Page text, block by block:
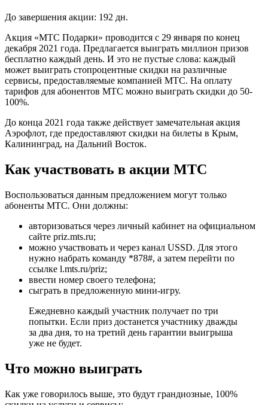
До завершения акции: 192 дн.
Акция «МТС Подарки» проводится с 29 января по конец
декабря 2021 года. Предлагается выиграть миллион призов
бесплатно каждый день. И это не пустые слова: каждый
может выиграть стопроцентные скидки на различные
сервисы, предоставляемые компанией МТС. На оплату
тарифов для абонентов МТС можно выиграть скидки до 50-
100%.
До конца 2021 года также действует замечательная акция
Аэрофлот, где предоставляют скидки на билеты в Крым,
Калининград, на Дальний Восток.
Как участвовать в акции МТС
Воспользоваться данным предложением могут только
абоненты МТС. Они должны:
авторизоваться через личный кабинет на официальном
сайте priz.mts.ru;
можно участвовать и через канал USSD. Для этого
нужно набрать команду *878#, а затем перейти по
ссылке l.mts.ru/priz;
ввести номер своего телефона;
сыграть в предложенную мини-игру.
Ежедневно каждый участник получает по три
попытки. Если приз достанется участнику дважды
за два дня, то на третий день гарантии выигрыша
уже не будет.
Что можно выиграть
Как уже говорилось выше, это будут грандиозные, 100%